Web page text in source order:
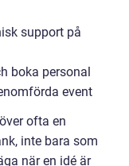
support på
boka personal
event
ofta en
inte bara som
när en idé är